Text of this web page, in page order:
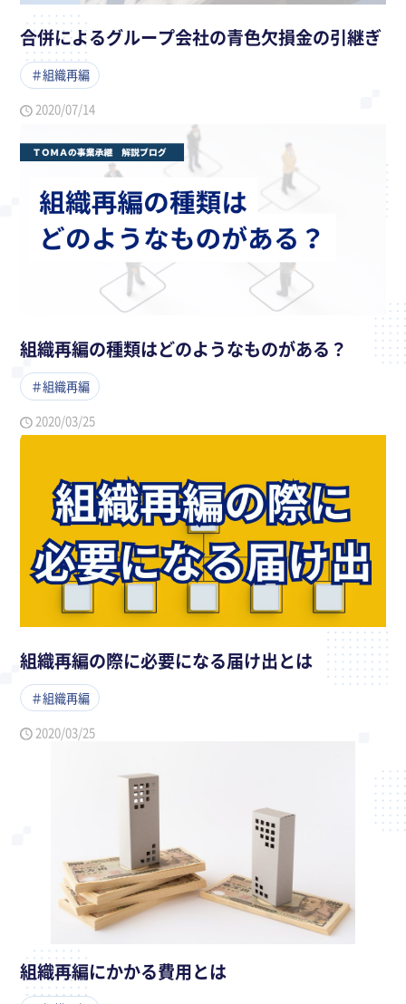
合併によるグループ会社の青色欠損金の引継ぎ
＃組織再編
2020/07/14
組織再編の種類はどのようなものがある？
＃組織再編
2020/03/25
組織再編の際に必要になる届け出とは
＃組織再編
2020/03/25
組織再編にかかる費用とは